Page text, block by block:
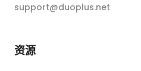
support@duoplus.net
资源